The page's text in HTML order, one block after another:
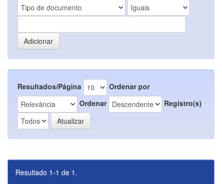
Resultados/Página
Ordenar por
Ordenar
Registro(s)
Resultado 1-1 de 1.